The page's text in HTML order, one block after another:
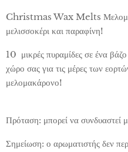
Christmas Wax Melts
μελισσοκέρι και παραφίνη!
10 μικρές πυραμίδες σε ένα
χώρο σας για τις μέρες των
μελομακάρονο!
Πρόταση: μπορεί να
Σημείωση: ο αρωματιστής δεν